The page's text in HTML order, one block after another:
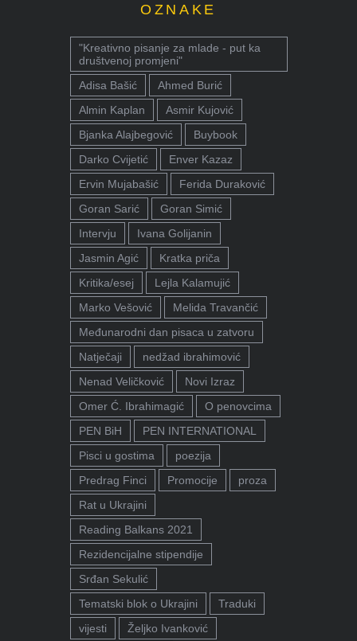
OZNAKE
"Kreativno pisanje za mlade - put ka
društvenoj promjeni"
Adisa Bašić
Ahmed Burić
Almin Kaplan
Asmir Kujović
Bjanka Alajbegović
Buybook
Darko Cvijetić
Enver Kazaz
Ervin Mujabašić
Ferida Duraković
Goran Sarić
Goran Simić
Intervju
Ivana Golijanin
Jasmin Agić
Kratka priča
Kritika/esej
Lejla Kalamujić
Marko Vešović
Melida Travančić
Međunarodni dan pisaca u zatvoru
Natječaji
nedžad ibrahimović
Nenad Veličković
Novi Izraz
Omer Ć. Ibrahimagić
O penovcima
PEN BiH
PEN INTERNATIONAL
Pisci u gostima
poezija
Predrag Finci
Promocije
proza
Rat u Ukrajini
Reading Balkans 2021
Rezidencijalne stipendije
Srđan Sekulić
Tematski blok o Ukrajini
Traduki
vijesti
Željko Ivanković